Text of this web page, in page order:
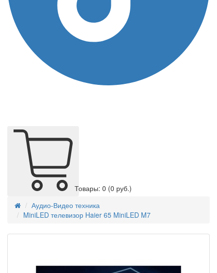
Товары: 0 (0 руб.)
Аудио-Видео техника
MiniLED телевизор Haier 65 MiniLED M7